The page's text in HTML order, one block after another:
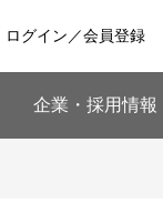
ログイン／会員登録
企業・採用情報